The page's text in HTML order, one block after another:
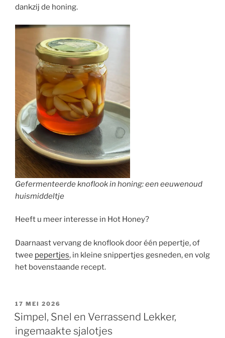
dankzij de honing.
Gefermenteerde knoflook in honing: een eeuwenoud
huismiddeltje
Heeft u meer interesse in Hot Honey?
Daarnaast vervang de knoflook door één pepertje, of
twee pepertjes, in kleine snippertjes gesneden, en volg
het bovenstaande recept.
GEPLAATST
OP
17 MEI 2026
Simpel, Snel en Verrassend Lekker,
ingemaakte sjalotjes